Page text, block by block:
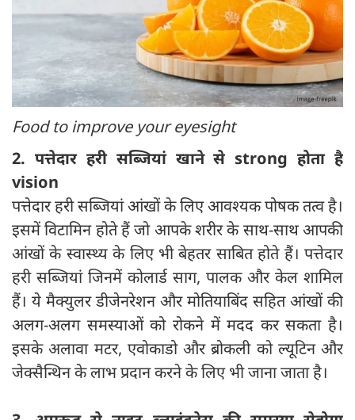
Food to improve your eyesight
2. पत्तेदार हरी सब्जियां खाने से strong होता है
vision
पत्तेदार हरी सब्जियां आंखों के लिए आवश्यक पोषक तत्व है।
इसमें विटामिन होते हैं जो आपके शरीर के साथ-साथ आपकी
आंखों के स्वास्थ्य के लिए भी बेहतर साबित होते हैं। पत्तेदार
हरी सब्जियां जिनमें कोलार्ड साग, पालक और केल शामिल
हैं। ये मैक्युलर डीजेनरेशन और मोतियाबिंद सहित आंखों की
अलग-अलग समस्याओं को रोकने में मदद कर सकता है।
इसके अलावा मटर, एवोकाडो और ब्रोकली को ल्यूटिन और
जेक्सैन्थिन के लाभ प्रदान करने के लिए भी जाना जाता है।